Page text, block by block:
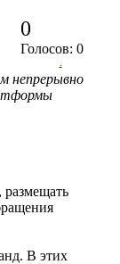
0
Голосов: 0
непрерывно
размещать
В этих